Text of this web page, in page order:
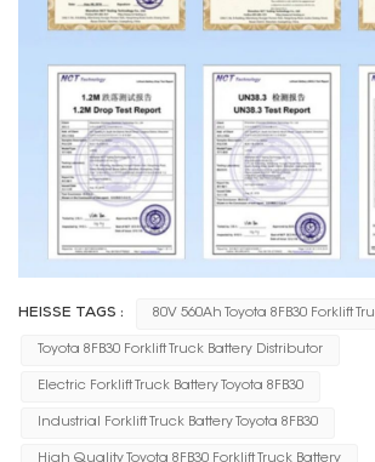
HEISSE TAGS : 80V 560Ah Toyota 8FB30 Forklift
Toyota 8FB30 Forklift Truck Battery Distributor
Electric Forklift Truck Battery Toyota 8FB30
Industrial Forklift Truck Battery Toyota 8FB30
High Quality Toyota 8FB30 Forklift Truck Battery